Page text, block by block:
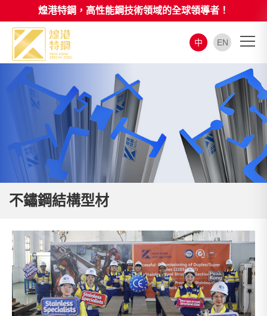
煌港特鋼，高性能鋼技術領域的全球領導者！
中 EN
不鏽鋼結構型材